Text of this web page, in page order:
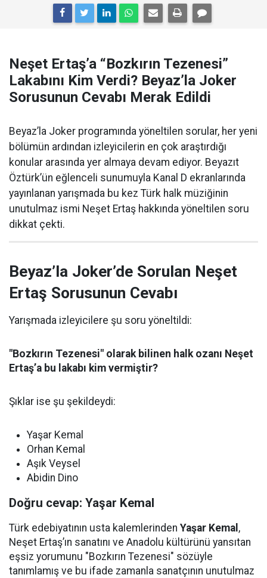
Neşet Ertaş’a “Bozkırın Tezenesi”
Lakabını Kim Verdi? Beyaz’la Joker
Sorusunun Cevabı Merak Edildi
Beyaz’la Joker programında yöneltilen sorular, her yeni
bölümün ardından izleyicilerin en çok araştırdığı
konular arasında yer almaya devam ediyor. Beyazıt
Öztürk’ün eğlenceli sunumuyla Kanal D ekranlarında
yayınlanan yarışmada bu kez Türk halk müziğinin
unutulmaz ismi Neşet Ertaş hakkında yöneltilen soru
dikkat çekti.
Beyaz’la Joker’de Sorulan Neşet
Ertaş Sorusunun Cevabı
Yarışmada izleyicilere şu soru yöneltildi:
"Bozkırın Tezenesi" olarak bilinen halk ozanı Neşet
Ertaş’a bu lakabı kim vermiştir?
Şıklar ise şu şekildeydi:
Yaşar Kemal
Orhan Kemal
Aşık Veysel
Abidin Dino
Doğru cevap: Yaşar Kemal
Türk edebiyatının usta kalemlerinden Yaşar Kemal ,
Neşet Ertaş’ın sanatını ve Anadolu kültürünü yansıtan
eşsiz yorumunu "Bozkırın Tezenesi" sözüyle
tanımlamış ve bu ifade zamanla sanatçının unutulmaz